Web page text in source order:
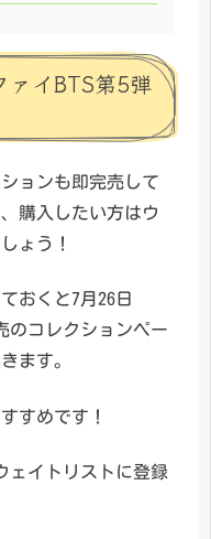
ァイBTS第5弾
ションも即完売して
購入したい方はウ
ょう！
おくと7月26日
のコレクションペー
ます。
すめです！
ェイトリストに登録